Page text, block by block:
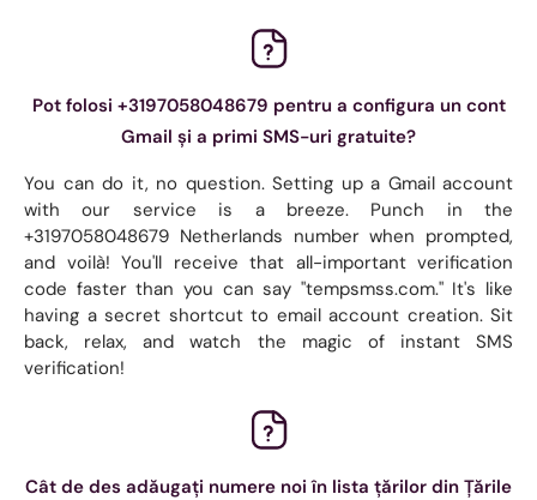
Pot folosi +3197058048679 pentru a configura un cont
Gmail și a primi SMS-uri gratuite?
You can do it, no question. Setting up a Gmail account
with our service is a breeze. Punch in the
+3197058048679 Netherlands number when prompted,
and voilà! You'll receive that all-important verification
code faster than you can say "tempsmss.com." It's like
having a secret shortcut to email account creation. Sit
back, relax, and watch the magic of instant SMS
verification!
Cât de des adăugați numere noi în lista țărilor din Țările